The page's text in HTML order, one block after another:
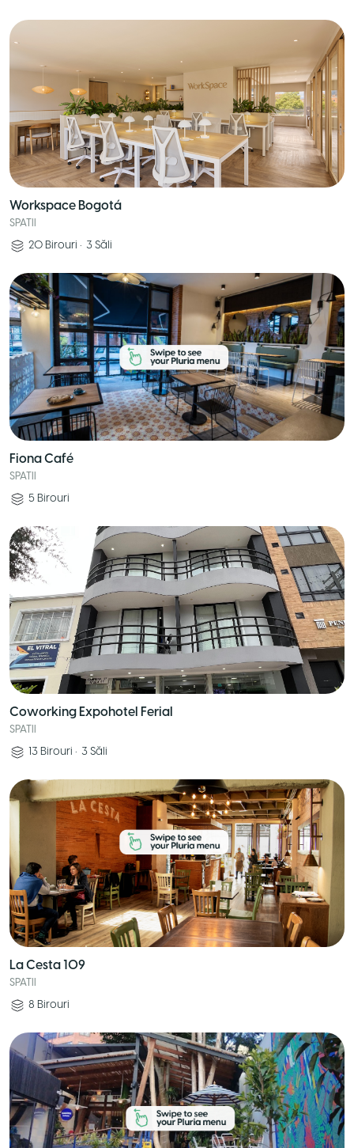
Workspace Bogotá
SPATII
20 Birouri • 3 Săli
Fiona Café
SPATII
5 Birouri
Coworking Expohotel Ferial
SPATII
13 Birouri • 3 Săli
La Cesta 109
SPATII
8 Birouri